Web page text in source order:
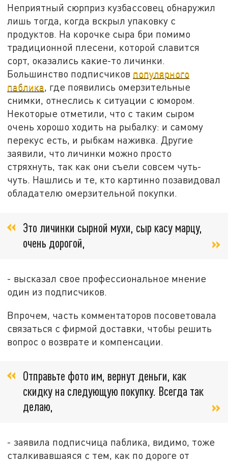
Неприятный сюрприз кузбассовец обнаружил
лишь тогда, когда вскрыл упаковку с
продуктов. На корочке сыра бри помимо
традиционной плесени, которой славится
сорт, оказались какие-то личинки.
Большинство подписчиков популярного
паблика, где появились омерзительные
снимки, отнеслись к ситуации с юмором.
Некоторые отметили, что с таким сыром
очень хорошо ходить на рыбалку: и самому
перекус есть, и рыбкам наживка. Другие
заявили, что личинки можно просто
стряхнуть, так как они съели совсем чуть-
чуть. Нашлись и те, кто картинно позавидовал
обладателю омерзительной покупки.
Это личинки сырной мухи, сыр касу марцу,
очень дорогой,
- высказал свое профессиональное мнение
один из подписчиков.
Впрочем, часть комментаторов посоветовала
связаться с фирмой доставки, чтобы решить
вопрос о возврате и компенсации.
Отправьте фото им, вернут деньги, как
скидку на следующую покупку. Всегда так
делаю,
- заявила подписчица паблика, видимо, тоже
сталкивавшаяся с тем, как по дороге от